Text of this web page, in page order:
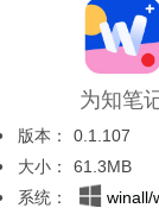
为知笔
版本：
0.1.107
大小：
61.3MB
系统：
winall/